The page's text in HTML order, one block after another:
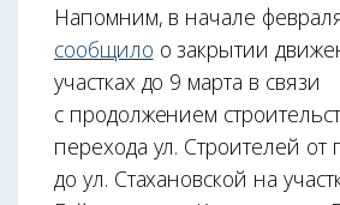
Напомним, в начале
сообщило о закрытии
участках до 9 марта в связи
с продолжением
перехода ул. Строителей от
до ул. Стахановской на